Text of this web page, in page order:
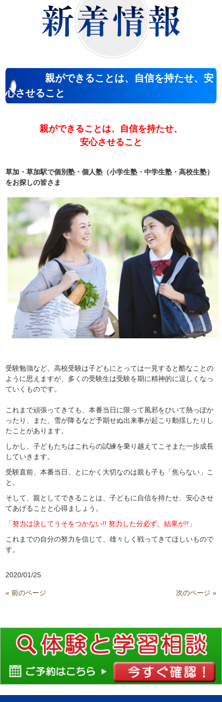
親ができることは、自信を持たせ、安
心させること
親ができることは、自信を持たせ、
安心させること
草加・草加駅で個別塾・個人塾（小学生塾・中学生塾・高校生塾）
をお探しの皆さま
受験勉強など、高校受験は子どもにとっては一見すると酷なことの
ように思えますが、多くの受験生は受験を期に精神的に逞しくなっ
ていくものです。
これまで頑張ってきても、本番当日に限って風邪をひいて熱っぽか
ったり、また、雪が降るなど予期せぬ出来事が起こり動揺したりし
たことがあります。
しかし、子どもたちはこれらの試練を乗り越えてこそまた一歩成長
していきます。
受験直前、本番当日、とにかく大切なのは親も子も「焦らない」こ
と。
そして、親としてできることは、子どもに自信を持たせ、安心させ
てあげることと心得ましょう。
「努力は決してうそをつかない!! 努力した分必ず、結果が!!」
これまでの自分の努力を信じて、雄々しく戦ってきてほしいもので
す。
2020/01/25
« 前のページ 次のページ »